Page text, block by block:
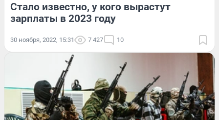
Стало известно, у кого вырастут
зарплаты в 2023 году
30 ноября, 2022, 15:31 7 427 10